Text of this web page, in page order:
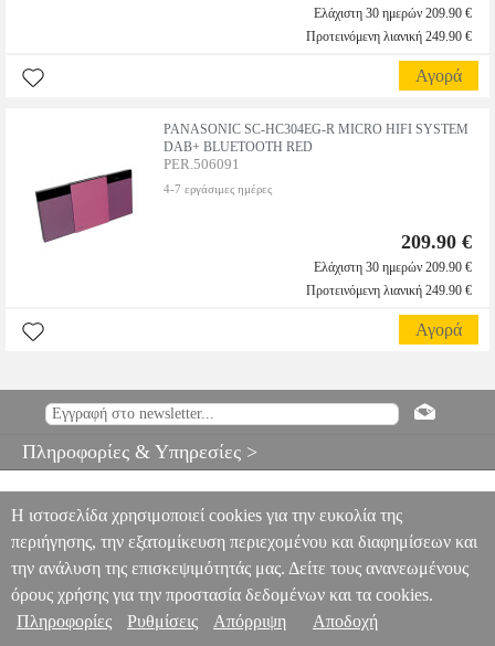
Ελάχιστη 30 ημερών 209.90 €
Προτεινόμενη λιανική 249.90 €
Αγορά
PANASONIC SC-HC304EG-R MICRO HIFI SYSTEM
DAB+ BLUETOOTH RED
PER.506091
4-7 εργάσιμες ημέρες
209.90 €
Ελάχιστη 30 ημερών 209.90 €
Προτεινόμενη λιανική 249.90 €
Αγορά
Πληροφορίες & Υπηρεσίες >
Η ιστοσελίδα χρησιμοποιεί cookies για την ευκολία της
περιήγησης, την εξατομίκευση περιεχομένου και διαφημίσεων και
την ανάλυση της επισκεψιμότητάς μας. Δείτε τους ανανεωμένους
όρους χρήσης για την προστασία δεδομένων και τα cookies.
Πληροφορίες
Ρυθμίσεις Απόρριψη Αποδοχή